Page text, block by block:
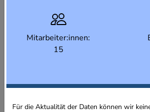
Mitarbeiter:innen:
15
Für die Aktualität der Daten können wir